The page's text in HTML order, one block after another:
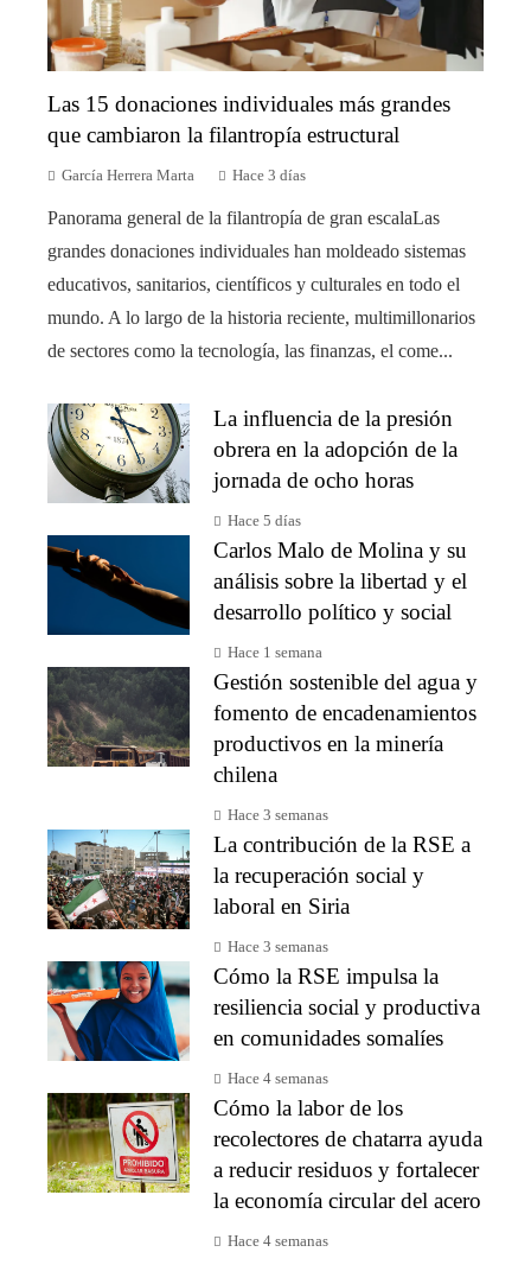
Las 15 donaciones individuales más grandes
que cambiaron la filantropía estructural
García Herrera Marta Hace 3 días
Panorama general de la filantropía de gran escalaLas
grandes donaciones individuales han moldeado sistemas
educativos, sanitarios, científicos y culturales en todo el
mundo. A lo largo de la historia reciente, multimillonarios
de sectores como la tecnología, las finanzas, el come...
La influencia de la presión
obrera en la adopción de la
jornada de ocho horas
Hace 5 días
Carlos Malo de Molina y su
análisis sobre la libertad y el
desarrollo político y social
Hace 1 semana
Gestión sostenible del agua y
fomento de encadenamientos
productivos en la minería
chilena
Hace 3 semanas
La contribución de la RSE a
la recuperación social y
laboral en Siria
Hace 3 semanas
Cómo la RSE impulsa la
resiliencia social y productiva
en comunidades somalíes
Hace 4 semanas
Cómo la labor de los
recolectores de chatarra ayuda
a reducir residuos y fortalecer
la economía circular del acero
Hace 4 semanas